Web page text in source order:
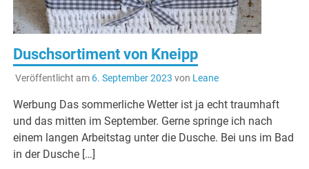
Duschsortiment von Kneipp
Veröffentlicht am 6. September 2023 von Leane
Werbung Das sommerliche Wetter ist ja echt traumhaft
und das mitten im September. Gerne springe ich nach
einem langen Arbeitstag unter die Dusche. Bei uns im Bad
in der Dusche […]